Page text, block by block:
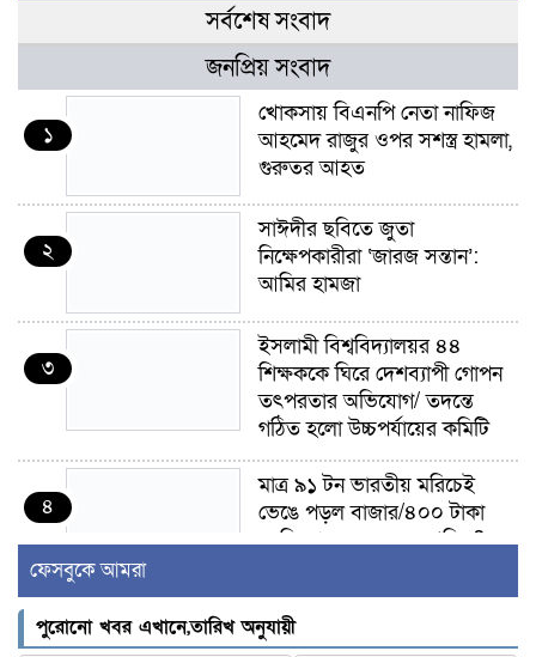
সর্বশেষ সংবাদ
জনপ্রিয় সংবাদ
১
খোকসায় বিএনপি নেতা নাফিজ
আহমেদ রাজুর ওপর সশস্ত্র হামলা,
গুরুতর আহত
২
সাঈদীর ছবিতে জুতা
নিক্ষেপকারীরা ‘জারজ সন্তান’:
আমির হামজা
৩
ইসলামী বিশ্ববিদ্যালয়র ৪৪
শিক্ষককে ঘিরে দেশব্যাপী গোপন
তৎপরতার অভিযোগ/ তদন্তে
গঠিত হলো উচ্চপর্যায়ের কমিটি
৪
মাত্র ৯১ টন ভারতীয় মরিচেই
ভেঙে পড়ল বাজার/৪০০ টাকা
কেজি দাম কে ধরে রেখেছিল?
৫
জুলাই আন্দোলন ছিল সম্মিলিত,
লক্ষ্য হওয়া উচিত ঐক্য ও
ফেসবুকে আমরা
পুরোনো খবর এখানে,তারিখ অনুযায়ী